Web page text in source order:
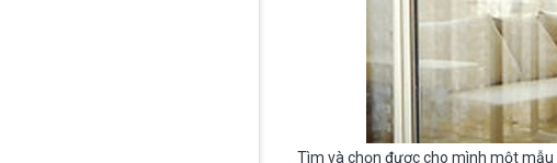
Tìm và chọn được cho mình một mẫu